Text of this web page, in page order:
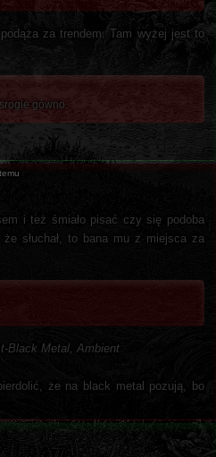
podąża za trendem. Tam wyżej jest to
gówno.
i też śmiało pisać czy się podoba
słuchał, to bana mu z miejsca za
Black Metal, Ambient
że na black metal pozują, bo